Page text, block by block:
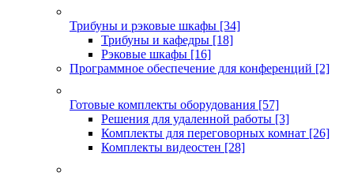
Трибуны и рэковые шкафы [34]
Трибуны и кафедры [18]
Рэковые шкафы [16]
Программное обеспечение для конференций [2]
Готовые комплекты оборудования [57]
Решения для удаленной работы [3]
Комплекты для переговорных комнат [26]
Комплекты видеостен [28]